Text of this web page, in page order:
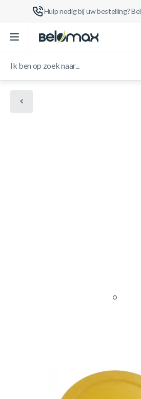
Hulp nodig bij uw bestelling? Bel
Ga naar de inhoud
Merk:TopTable